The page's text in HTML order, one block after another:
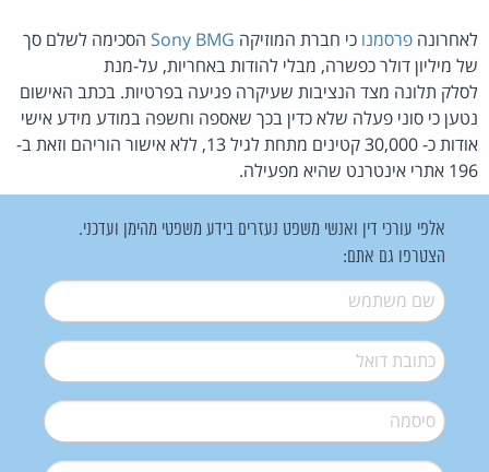
לאחרונה פרסמנו כי חברת המוזיקה Sony BMG הסכימה לשלם סך
של מיליון דולר כפשרה, מבלי להודות באחריות, על-מנת
לסלק תלונה מצד הנציבות שעיקרה פגיעה בפרטיות. בכתב האישום
נטען כי סוני פעלה שלא כדין בכך שאספה וחשפה במודע מידע אישי
אודות כ- 30,000 קטינים מתחת לגיל 13, ללא אישור הוריהם וזאת ב-
196 אתרי אינטרנט שהיא מפעילה.
אלפי עורכי דין ואנשי משפט נעזרים בידע משפטי מהימן ועדכני.
הצטרפו גם אתם:
שם משתמש*
דואל*
סיסמה*